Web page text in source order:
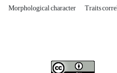
Morphological character Traits